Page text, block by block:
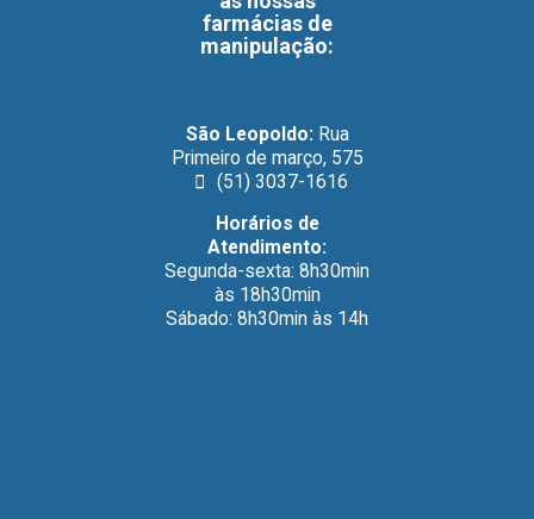
farmácias de
manipulação:
São Leopoldo: Rua
Primeiro de março, 575
(51) 3037-1616
Horários de
Atendimento:
Segunda-sexta: 8h30min
às 18h30min
Sábado: 8h30min às 14h